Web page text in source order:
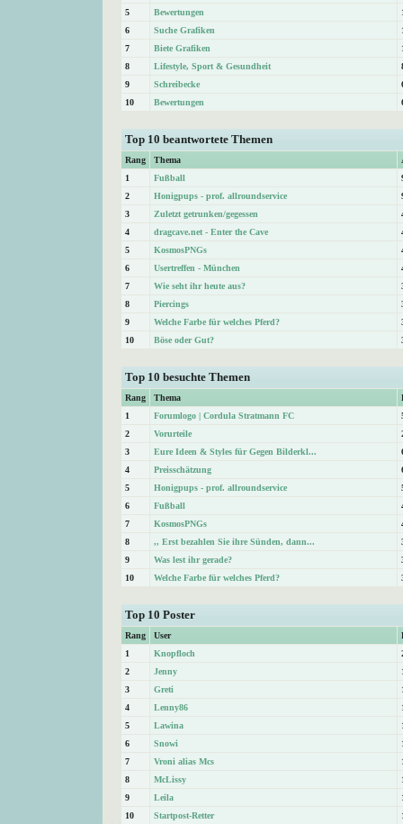
5
Bewertungen
6
Suche Grafiken
7
Biete Grafiken
8
Lifestyle, Sport & Gesundheit
9
Schreibecke
10
Bewertungen
Top 10 beantwortete Themen
Rang Thema
1
Fußball
2
Honigpups - prof. allroundservice
3
Zuletzt getrunken/gegessen
4
dragcave.net - Enter the Cave
5
KosmosPNGs
6
Usertreffen - München
7
Wie seht ihr heute aus?
8
Piercings
9
Welche Farbe für welches Pferd?
10
Böse oder Gut?
Top 10 besuchte Themen
Rang Thema
1
Forumlogo | Cordula Stratmann FC
2
Vorurteile
3
Eure Ideen & Styles für Gegen Bilderkl...
4
Preisschätzung
5
Honigpups - prof. allroundservice
6
Fußball
7
KosmosPNGs
8
,, Erst bezahlen Sie ihre Sünden, dann...
9
Was lest ihr gerade?
10
Welche Farbe für welches Pferd?
Top 10 Poster
Rang User
1
Knopfloch
2
Jenny
3
Greti
4
Lenny86
5
Lawina
6
Snowi
7
Vroni alias Mcs
8
McLissy
9
Leila
10
Startpost-Retter